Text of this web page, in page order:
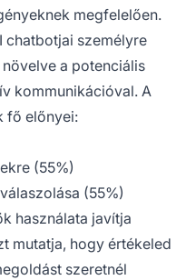
megfelelően.
chatbotjai személyre
a potenciális
kommunikációval. A
fő előnyei:
(55%)
(55%)
használata javítja
mutatja, hogy értékeled
szeretnél